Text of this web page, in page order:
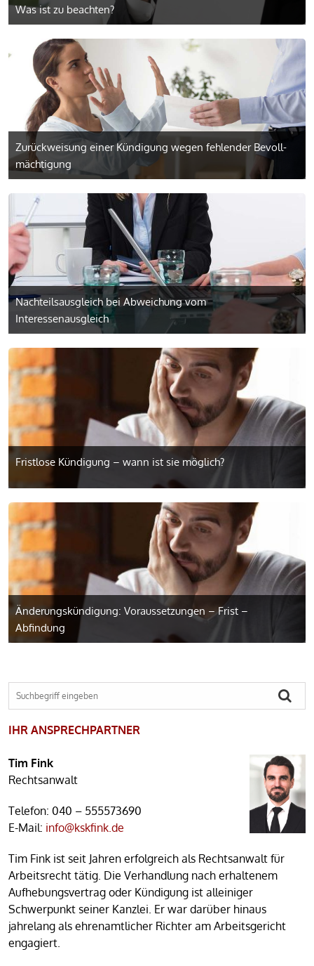
Was ist zu beachten?
Zurückweisung einer Kündigung wegen fehlender Bevoll­
mächtigung
Nachteilsausgleich bei Abweichung vom
Interessenausgleich
Fristlose Kündigung – wann ist sie möglich?
Änderungs­kündigung: Voraussetzungen – Frist –
Abfindung
IHR ANSPRECHPARTNER
Tim Fink
Rechtsanwalt
Telefon: 040 – 555573690
E-Mail: info@kskfink.de
Tim Fink ist seit Jahren erfolgreich als Rechtsanwalt für
Arbeitsrecht tätig. Die Verhandlung nach erhaltenem
Aufhebungsvertrag oder Kündigung ist alleiniger
Schwerpunkt seiner Kanzlei. Er war darüber hinaus
jahrelang als ehrenamtlicher Richter am Arbeitsgericht
engagiert.